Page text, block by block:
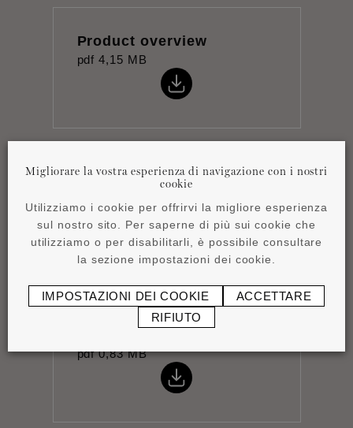
Product overview
pdf 4,15 MB
Istruzioni per
0,44 MB
pdf 0,83 MB
Migliorare la vostra esperienza di navigazione con i nostri
cookie
Utilizziamo i cookie per offrirvi la migliore esperienza
sul nostro sito. Per saperne di più sui cookie che
utilizziamo o per disabilitarli, è possibile consultare
la sezione impostazioni dei cookie.
IMPOSTAZIONI DEI COOKIE
ACCETTARE
RIFIUTO